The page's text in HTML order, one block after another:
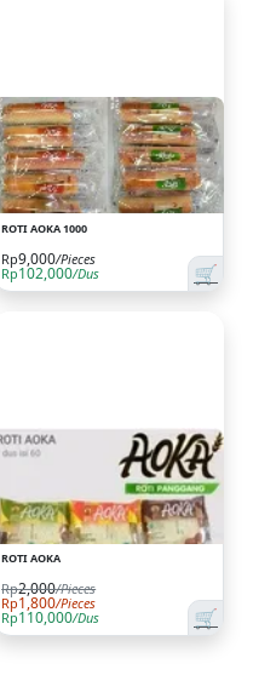
ROTI AOKA 1000
Rp9,000/Pieces
Rp102,000/Dus 🛒
ROTI AOKA
Rp2,000/Pieces
Rp1,800/Pieces
Rp110,000/Dus 🛒